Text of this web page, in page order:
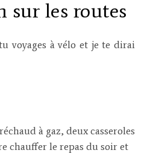
sur les routes
à gaz, deux casseroles
chauffer le repas du soir et